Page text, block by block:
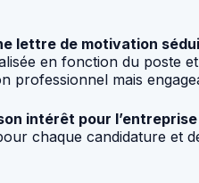
lettre de motivation
en fonction du poste
professionnel mais
intérêt pour l’entreprise
chaque candidature